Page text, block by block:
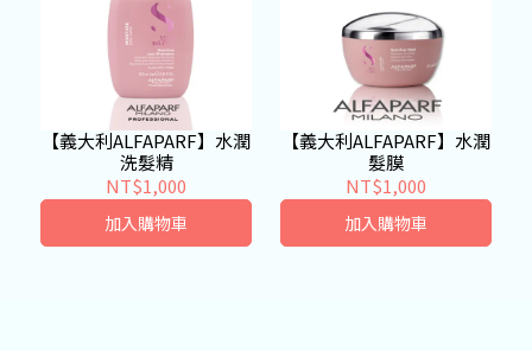
【義大利ALFAPARF】水潤
洗髮精
NT$1,000
加入購物車
【義大利ALFAPARF】水潤
髮膜
NT$1,000
加入購物車